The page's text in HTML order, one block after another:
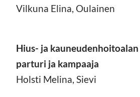
Vilkuna Elina, Oulainen
Hius- ja
parturi ja kampaaja
Holsti Melina, Sievi